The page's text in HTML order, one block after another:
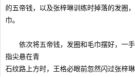
的五帝钱，以及张梓琳训练时掉落的发圈
巾。
依次将五帝钱，发圈和毛巾摆好，一手
指尖悬在青
石纹路上方时，王格必眼前忽然闪过张梓